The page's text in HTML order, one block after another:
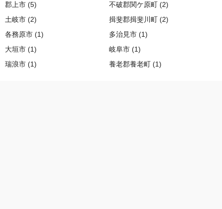
郡上市 (5) 不破郡関ケ原町 (2)
土岐市 (2) 揖斐郡揖斐川町 (2)
各務原市 (1) 多治見市 (1)
大垣市 (1) 岐阜市 (1)
瑞浪市 (1) 養老郡養老町 (1)